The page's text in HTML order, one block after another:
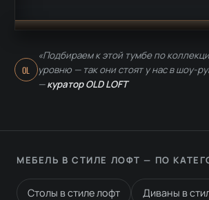
OL
«Подбираем к этой тумбе по
уровню — так они стоят у нас в шоу-
—куратор OLD LOFT
МЕБЕЛЬ В СТИЛЕ ЛОФТ — ПО
Столы в стиле лофт Диваны в